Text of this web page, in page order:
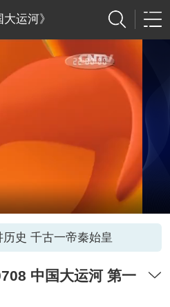
运河》
历史 千古一帝秦始皇
中国大运河 第一